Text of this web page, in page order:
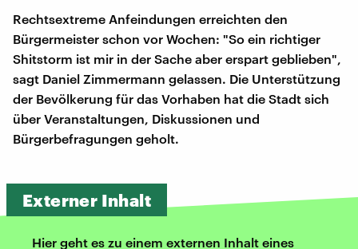
Rechtsextreme Anfeindungen erreichten den
Bürgermeister schon vor Wochen: "So ein richtiger
Shitstorm ist mir in der Sache aber erspart geblieben",
sagt Daniel Zimmermann gelassen. Die Unterstützung
der Bevölkerung für das Vorhaben hat die Stadt sich
über Veranstaltungen, Diskussionen und
Bürgerbefragungen geholt.
Externer Inhalt
Hier geht es zu einem externen Inhalt eines